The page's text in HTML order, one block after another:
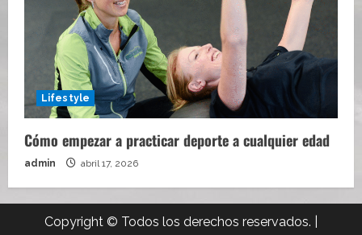
Lifestyle
Cómo empezar a practicar deporte a cualquier edad
admin abril 17, 2026
Copyright © Todos los derechos reservados.